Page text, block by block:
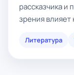
рассказчика и
зрения
Литература